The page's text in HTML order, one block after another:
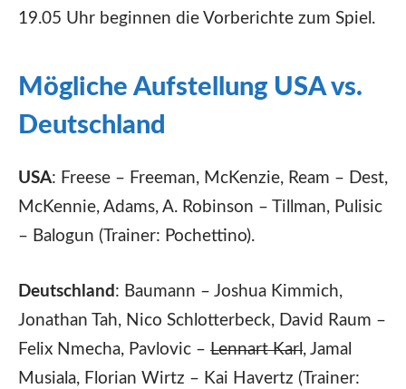
19.05 Uhr beginnen die Vorberichte zum Spiel.
Mögliche Aufstellung USA vs.
Deutschland
USA: Freese – Freeman, McKenzie, Ream – Dest,
McKennie, Adams, A. Robinson – Tillman, Pulisic
– Balogun (Trainer: Pochettino).
Deutschland : Baumann – Joshua Kimmich,
Jonathan Tah, Nico Schlotterbeck, David Raum –
Felix Nmecha, Pavlovic – Lennart Karl, Jamal
Musiala, Florian Wirtz – Kai Havertz (Trainer: